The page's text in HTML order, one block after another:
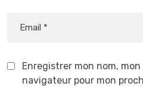
Enregistrer mon nom,
navigateur pour mon